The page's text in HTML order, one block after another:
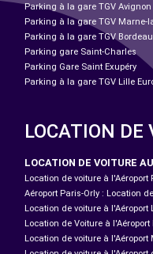
Parking à la gare TGV Avignon
Parking à la gare TGV Marne-
Parking à la gare TGV
Parking gare Saint-Charles
Parking Gare Saint Exupéry
Parking à la gare TGV Lille
LOCATION DE
LOCATION DE VOITURE
Location de voiture à l'Aéroport
Aéroport Paris-Orly : Location
Location de voiture à l'Aéroport
Location de Voiture à
Location de voiture à